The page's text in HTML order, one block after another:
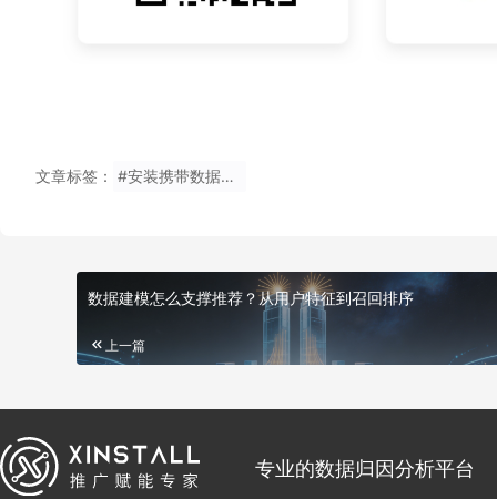
文章标签： #安装携带数据到直播移动
数据建模怎么支撑推荐？从用户特征到召回排序
上一篇
专业的数据归因分析平台